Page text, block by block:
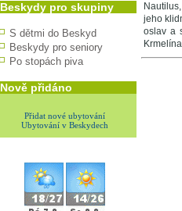
Beskydy pro skupiny
S dětmi do Beskyd
Beskydy pro seniory
Po stopách piva
Nově přidáno
Přidat nové ubytování
Ubytování v Beskydech
jeho
oslav a